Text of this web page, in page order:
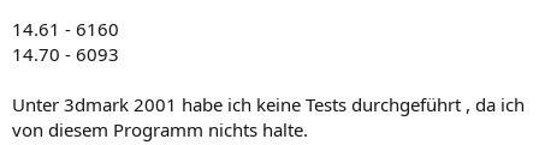
14.61 - 6160
14.70 - 6093
Unter 3dmark 2001 habe ich keine Tests durchgeführt , da ich
von diesem Programm nichts halte.